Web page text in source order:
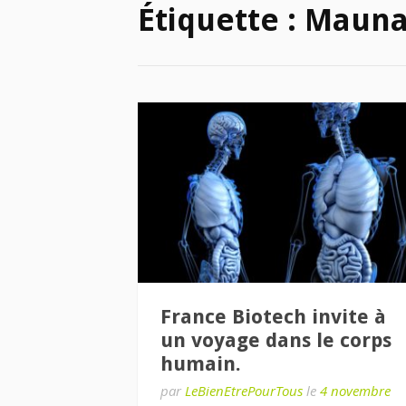
Étiquette :
France Biotech invite à
un voyage dans le corps
humain.
par LeBienEtrePourTous le 4 novembre